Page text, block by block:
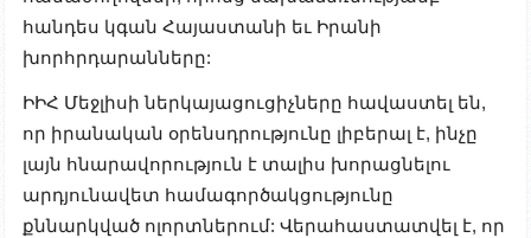
հանդես կգան Հայաստանի եւ Իրանի
խորհրդարանները:
ԻԻՀ Մեջլիսի ներկայացուցիչները հավաստել են,
որ իրանական օրենսդրությունը լիբերալ է, ինչը
լայն հնարավորություն է տալիս խորացնելու
արդյունավետ համագործակցությունը
քննարկված ոլորտներում: Վերահաստատվել է, որ